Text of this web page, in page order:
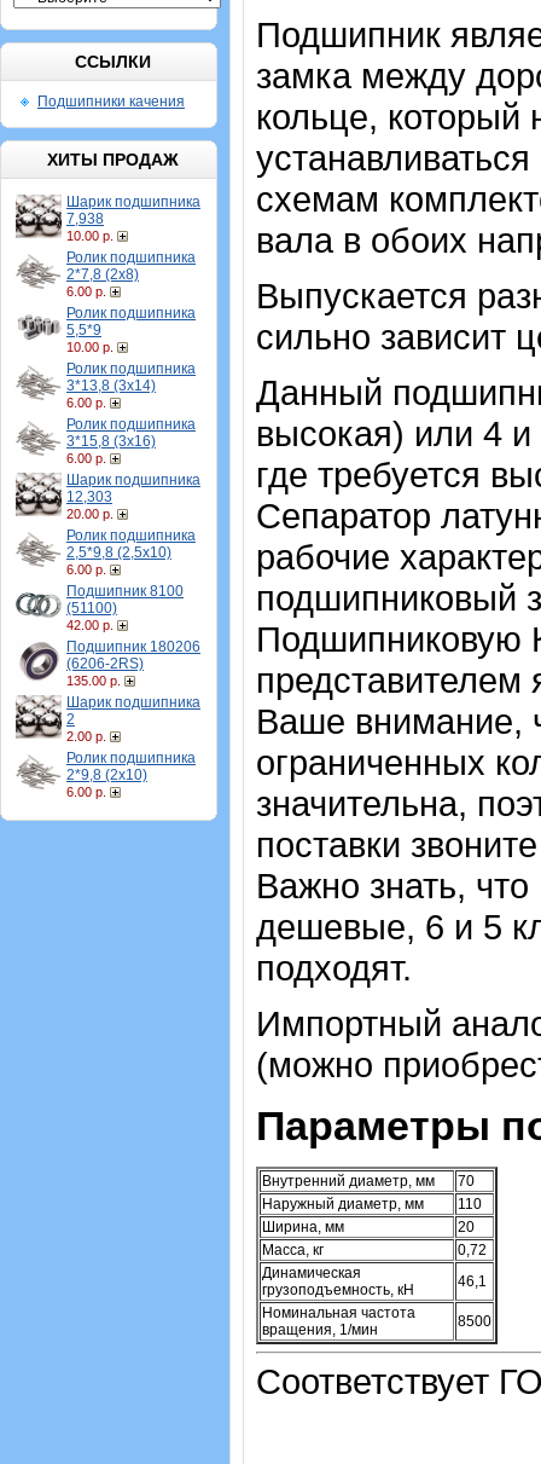
ССЫЛКИ
Подшипники качения
ХИТЫ ПРОДАЖ
Шарик подшипника
7,938
10.00 р.
Ролик подшипника
2*7,8 (2х8)
6.00 р.
Ролик подшипника
5,5*9
10.00 р.
Ролик подшипника
3*13,8 (3х14)
6.00 р.
Ролик подшипника
3*15,8 (3х16)
6.00 р.
Шарик подшипника
12,303
20.00 р.
Ролик подшипника
2,5*9,8 (2,5х10)
6.00 р.
Подшипник 8100
(51100)
42.00 р.
Подшипник 180206
(6206-2RS)
135.00 р.
Шарик подшипника
2
2.00 р.
Ролик подшипника
2*9,8 (2х10)
6.00 р.
Подшипник
замка между
кольце,
схемам
вала в обоих
Выпускается
сильно зависит
Данный
высокая) или 4 и
где требуется
Сепаратор
рабочие
подшипниковый
Подшипниковую
Ваше внимание,
ограниченных
значительна,
поставки
Важно знать,
дешевые, 6 и 5
подходят.
Импортный
(можно
Параметры
Внутренний диаметр, мм
70
Наружный диаметр, мм
110
Ширина, мм
20
Масса, кг
0,72
Динамическая
грузоподъемность, кН
46,1
Номинальная частота
вращения, 1/мин
8500
Соответствует